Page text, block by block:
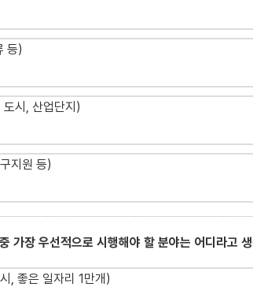
등)
시, 산업단지)
지원 등)
가장 우선적으로 시행해야 할 분야는 어디라고
, 좋은 일자리 1만개)